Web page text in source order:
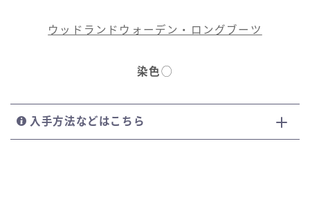
ウッドランドウォーデン・ロングブーツ
染色◯
入手方法などはこちら